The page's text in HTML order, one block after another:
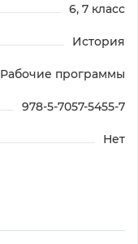
6, 7 класс
История
Рабочие программы
978-5-7057-5455-7
Нет